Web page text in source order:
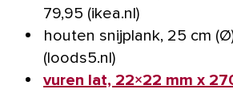
79,95 (ikea.nl)
houten snijplank, 25 cm
(loods5.nl)
vuren lat, 22×22 mm x